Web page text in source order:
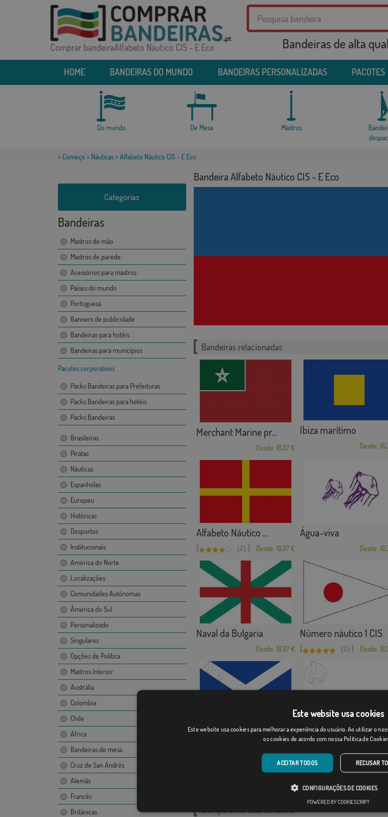
Comprar bandeiraAlfabeto Náutico CIS - E Eco Bandeiras de alta
HOME BANDEIRAS DO MUNDO BANDEIRAS PERSONALIZADAS PACOTES
Do mundo De Mesa Mastros
> Começo > Náuticas> Alfabeto Náutico CIS - E Eco
Categorias
Bandeiras
Mastros de mão
Mastros de parede
Acessórios para mastros
Países do mundo
Portuguesa
Banners de publicidade
Bandeiras para hotéis
Bandeiras para municípios
Pacotes corporativos
Packs Bandeiras para Prefeituras
Packs Bandeiras para hotéis
Packs Bandeiras
Brasileiras
Piratas
Náuticas
Espanholas
Europeu
Históricas
Desportos
Institucionais
América do Norte
Localizações
Comunidades Autónomas
Ámérica do Sul
Personalizado
Singulares
Opções de Política
Mastros Interior
Austrália
Colombia
Chile
Africa
Bandeiras de mesa
Cruz de San Andrés
Alemãs
Francês
Britânicas
Bandeira Alfabeto Náutico CIS - E Eco
Bandeiras relacionadas
Merchant Marine pr...
Desde: 18,37 €
Ibiza marítimo
Desde:
Alfabeto Náutico ...
[ (2) ] Desde: 18,37 €
Água-viva
Desde:
Naval da Bulgaria
Desde: 18,37 €
Número náutico 1 CIS
[ (2) ] Desde:
Tenerife marítima Santander marítima
Categorias relacionadas:
Compartilhe esta bandeira
Este website usa cookies
Este website usa cookies para melhorar a experiência do usuário. Ao utilizar o
os cookies de acordo com nossa Política de
ACEITAR TODOS RECUSAR
CONFIGURAÇÕES DE COOKIES
POWERED BY COOKIESCRIPT